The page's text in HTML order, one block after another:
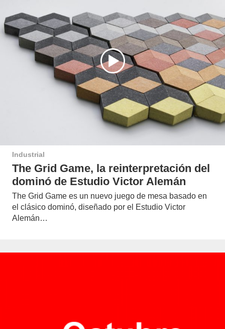
Industrial
The Grid Game, la reinterpretación del
dominó de Estudio Victor Alemán
The Grid Game es un nuevo juego de mesa basado en
el clásico dominó, diseñado por el Estudio Victor
Alemán…